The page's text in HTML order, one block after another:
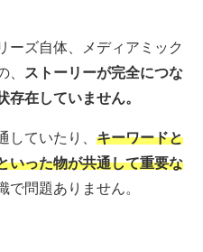
ーズ自体、メディアミック
、
ストーリーが完全につな
存在していません。
していたり、 キーワードと
いった物が共通して重要な
で問題ありません。